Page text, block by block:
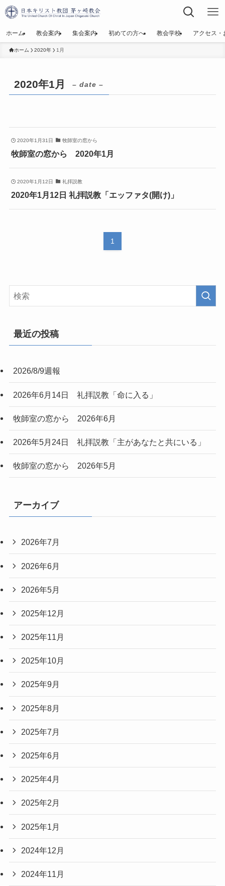
ホーム 教会案内 集会案内 初めての方へ 教会学校 アクセス・
ホーム 2020年 1月
2020年1月 – date –
2020年1月31日 牧師室の窓から
牧師室の窓から 2020年1月
2020年1月12日 礼拝説教
2020年1月12日 礼拝説教「エッファタ(開け)」
1
最近の投稿
2026/8/9週報
2026年6月14日 礼拝説教「命に入る」
牧師室の窓から 2026年6月
2026年5月24日 礼拝説教「主があなたと共にいる」
牧師室の窓から 2026年5月
アーカイブ
2026年7月
2026年6月
2026年5月
2025年12月
2025年11月
2025年10月
2025年9月
2025年8月
2025年7月
2025年6月
2025年4月
2025年2月
2025年1月
2024年12月
2024年11月